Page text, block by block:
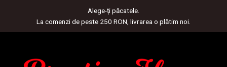
Alege-ți păcatele.
La comenzi de peste 250 RON, livrarea o plătim noi.